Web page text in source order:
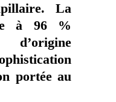
La
à 96 %
portée au